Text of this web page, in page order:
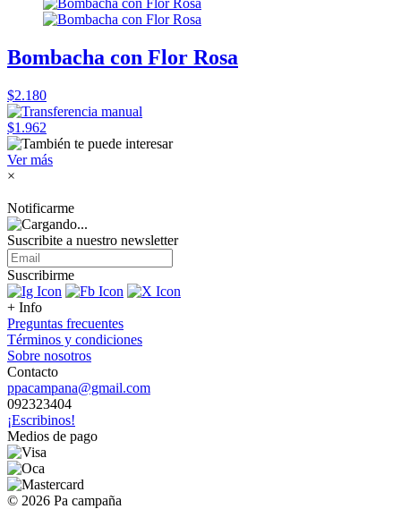
Bombacha con Flor Rosa
$2.180
$1.962
Ver más
×
Notificarme
Suscribite a nuestro newsletter
Suscribirme
+ Info
Preguntas frecuentes
Términos y condiciones
Sobre nosotros
Contacto
ppacampana@gmail.com
092323404
¡Escribinos!
Medios de pago
© 2026 Pa campaña